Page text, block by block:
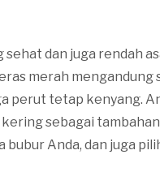
dan juga rendah
merah mengandung
perut tetap kenyang.
sebagai tambahan
Anda, dan juga